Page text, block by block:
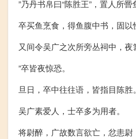
”乃丹书帛曰“陈胜王”，置人所罾
卒买鱼烹食，得鱼腹中书，固以
又间令吴广之次所旁丛祠中，夜
”卒皆夜惊恐。
旦日，卒中往往语，皆指目陈胜。
吴广素爱人，士卒多为用者。
将尉醉，广故数言欲亡，忿恚尉